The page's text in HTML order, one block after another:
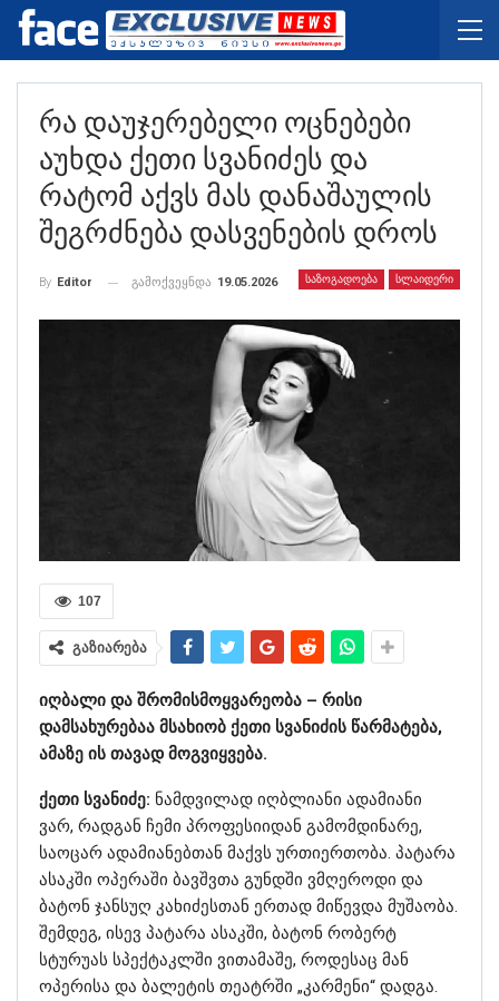
Რა Დაუჯერებელი Ოცნებები
Აუხდა Ქეთი Სვანიძეს Და
Რატომ Აქვს Მას Დანაშაულის
Შეგრძნება Დასვენების Დროს
ᲡᲐᲖᲝᲒᲐᲓᲝᲔᲑᲐ ᲡᲚᲐᲘᲓᲔᲠᲘ
By Editor გამოქვეყნდა 19.05.2026
107
გაზიარება
იღბალი და შრომისმოყვარეობა – რისი
დამსახურებაა მსახიობ ქეთი სვანიძის წარმატება,
ამაზე ის თავად მოგვიყვება.
ქეთი სვანიძე: ნამდვილად იღბლიანი ადამიანი
ვარ, რადგან ჩემი პროფესიიდან გამომდინარე,
საოცარ ადამიანებთან მაქვს ურთიერთობა. პატარა
ასაკში ოპერაში ბავშვთა გუნდში ვმღეროდი და
ბატონ ჯანსუღ კახიძესთან ერთად მიწევდა მუშაობა.
შემდეგ, ისევ პატარა ასაკში, ბატონ რობერტ
სტურუას სპექტაკლში ვითამაშე, როდესაც მან
ოპერისა და ბალეტის თეატრში „კარმენი“ დადგა.